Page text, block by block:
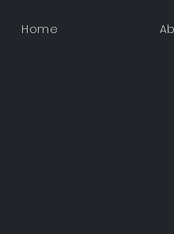
Home